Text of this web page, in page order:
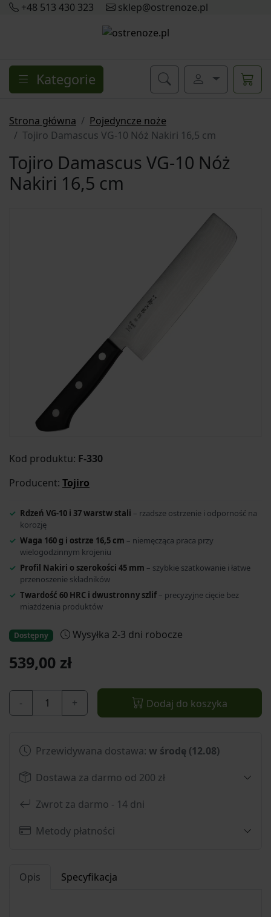
+48 513 430 323 sklep@ostrenoze.pl
Kategorie
Strona główna
Pojedyncze noże
Tojiro Damascus VG-10 Nóż Nakiri 16,5 cm
Tojiro Damascus VG-10 Nóż
Nakiri 16,5 cm
Kod produktu: F-330
Producent: Tojiro
Rdzeń VG-10 i 37 warstw stali – rzadsze ostrzenie i odporność na
korozję
Waga 160 g i ostrze 16,5 cm – niemęcząca praca przy
wielogodzinnym krojeniu
Profil Nakiri o szerokości 45 mm – szybkie szatkowanie i łatwe
przenoszenie składników
Twardość 60 HRC i dwustronny szlif – precyzyjne cięcie bez
miażdżenia produktów
Dostępny Wysyłka 2-3 dni robocze
539,00 zł
- + Dodaj do koszyka
Przewidywana dostawa: w środę (12.08)
Dostawa za darmo od 200 zł
Zwrot za darmo - 14 dni
Metody płatności
Opis Specyfikacja